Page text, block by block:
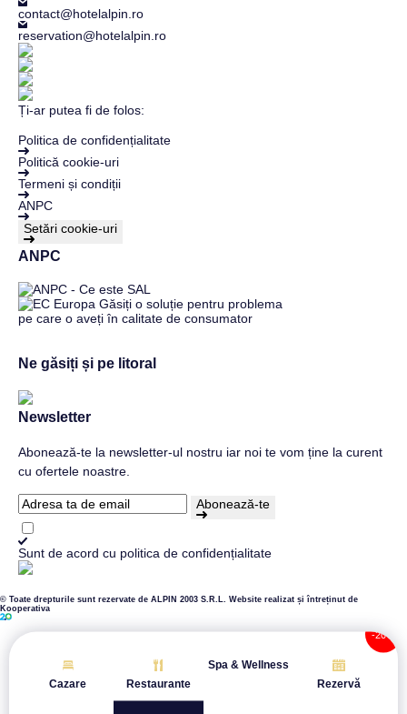
contact@hotelalpin.ro
reservation@hotelalpin.ro
Ți-ar putea fi de folos:
Politica de confidențialitate
Politică cookie-uri
Termeni și condiții
ANPC
Setări cookie-uri
ANPC
Ne găsiți și pe litoral
Newsletter
Abonează-te la newsletter-ul nostru iar noi te vom ține la curent
cu ofertele noastre.
Abonează-te
Sunt de acord cu politica de confidențialitate
© Toate drepturile sunt rezervate de ALPIN 2003 S.R.L.
Website realizat și întreținut de
Kooperativa
Cazare Restaurante
Spa & Wellness
Rezervă